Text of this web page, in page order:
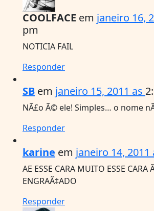
COOLFACE em janeiro 16,
pm
NOTICIA FAIL
Responder
SB em janeiro 15, 2011 as
NÃ£o Ã© ele! Simples… o nome
Responder
karine em janeiro 14, 2011
AE ESSE CARA MUITO ESSE
ENGRAÃ‡ADO
Responder